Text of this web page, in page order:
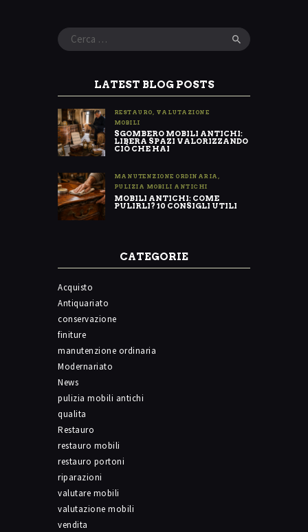
Ricerca
per:
LATEST BLOG POSTS
RESTAURO
VALUTAZIONE
MOBILI
SGOMBERO MOBILI ANTICHI:
LIBERA SPAZI VALORIZZANDO
CIÒ CHE HAI
MANUTENZIONE ORDINARIA ,
PULIZIA MOBILI ANTICHI
MOBILI ANTICHI: COME
PULIRLI? 10 CONSIGLI UTILI
CATEGORIE
Acquisto
Antiquariato
conservazione
finiture
manutenzione ordinaria
Modernariato
News
pulizia mobili antichi
qualita
Restauro
restauro mobili
restauro portoni
riparazioni
valutare mobili
valutazione mobili
vendita